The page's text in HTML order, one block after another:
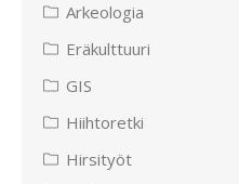
Arkeologia
Eräkulttuuri
GIS
Hiihtoretki
Hirsityöt